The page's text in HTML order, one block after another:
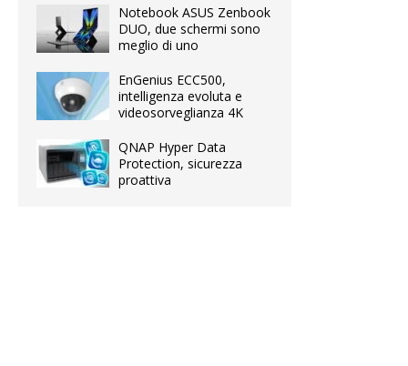
Notebook ASUS Zenbook
DUO, due schermi sono
meglio di uno
EnGenius ECC500,
intelligenza evoluta e
videosorveglianza 4K
QNAP Hyper Data
Protection, sicurezza
proattiva